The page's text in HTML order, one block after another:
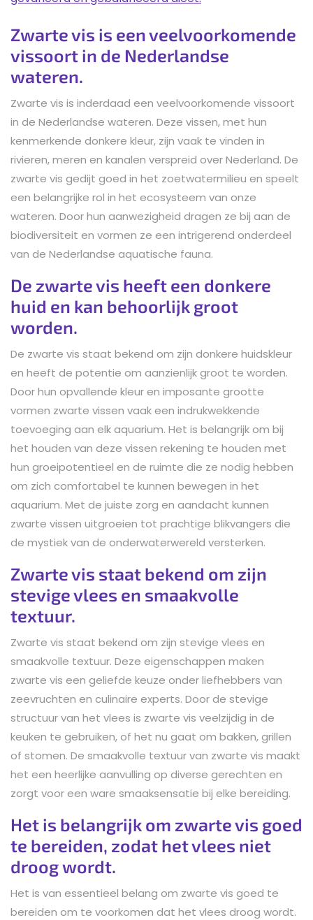
Zwarte vis is een veelvoorkomende
vissoort in de Nederlandse
wateren.
Zwarte vis is inderdaad een veelvoorkomende vissoort
in de Nederlandse wateren. Deze vissen, met hun
kenmerkende donkere kleur, zijn vaak te vinden in
rivieren, meren en kanalen verspreid over Nederland. De
zwarte vis gedijt goed in het zoetwatermilieu en speelt
een belangrijke rol in het ecosysteem van onze
wateren. Door hun aanwezigheid dragen ze bij aan de
biodiversiteit en vormen ze een intrigerend onderdeel
van de Nederlandse aquatische fauna.
De zwarte vis heeft een donkere
huid en kan behoorlijk groot
worden.
De zwarte vis staat bekend om zijn donkere huidskleur
en heeft de potentie om aanzienlijk groot te worden.
Door hun opvallende kleur en imposante grootte
vormen zwarte vissen vaak een indrukwekkende
toevoeging aan elk aquarium. Het is belangrijk om bij
het houden van deze vissen rekening te houden met
hun groeipotentieel en de ruimte die ze nodig hebben
om zich comfortabel te kunnen bewegen in het
aquarium. Met de juiste zorg en aandacht kunnen
zwarte vissen uitgroeien tot prachtige blikvangers die
de mystiek van de onderwaterwereld versterken.
Zwarte vis staat bekend om zijn
stevige vlees en smaakvolle
textuur.
Zwarte vis staat bekend om zijn stevige vlees en
smaakvolle textuur. Deze eigenschappen maken
zwarte vis een geliefde keuze onder liefhebbers van
zeevruchten en culinaire experts. Door de stevige
structuur van het vlees is zwarte vis veelzijdig in de
keuken te gebruiken, of het nu gaat om bakken, grillen
of stomen. De smaakvolle textuur van zwarte vis maakt
het een heerlijke aanvulling op diverse gerechten en
zorgt voor een ware smaaksensatie bij elke bereiding.
Het is belangrijk om zwarte vis goed
te bereiden, zodat het vlees niet
droog wordt.
Het is van essentieel belang om zwarte vis goed te
bereiden om te voorkomen dat het vlees droog wordt.